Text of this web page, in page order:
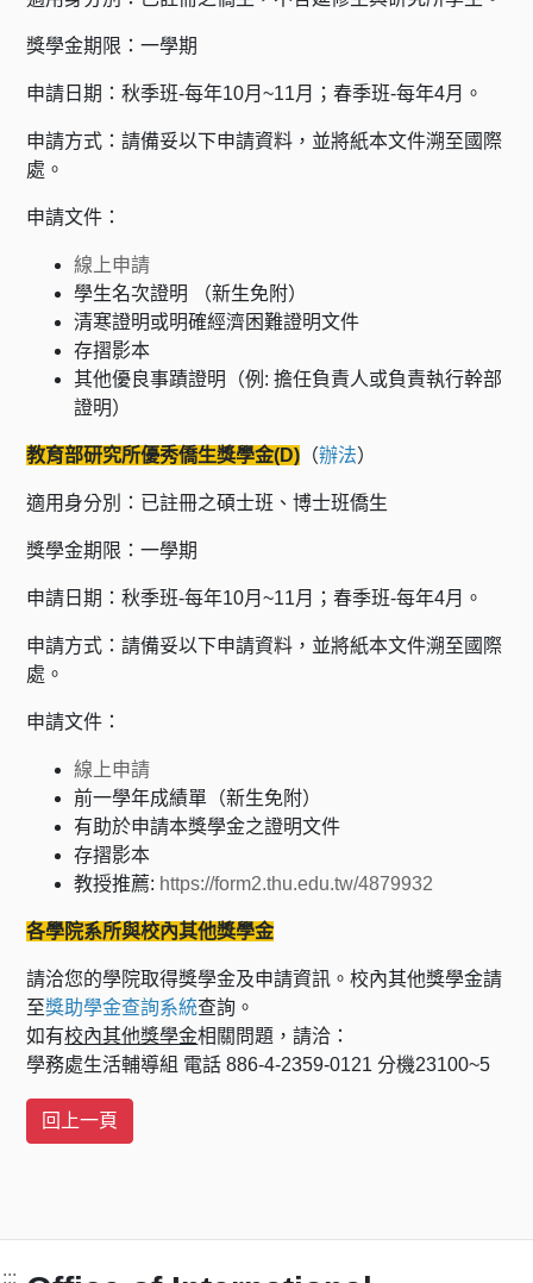
獎學金期限：一學期
申請日期：秋季班-每年10月~11月；春季班-每年4月。
申請方式：請備妥以下申請資料，並將紙本文件溯至國際
處。
申請文件：
線上申請
學生名次證明 （新生免附）
清寒證明或明確經濟困難證明文件
存摺影本
其他優良事蹟證明（例: 擔任負責人或負責執行幹部
證明）
教育部研究所優秀僑生獎學金(D) （辦法）
適用身分別：已註冊之碩士班、博士班僑生
獎學金期限：一學期
申請日期：秋季班-每年10月~11月；春季班-每年4月。
申請方式：請備妥以下申請資料，並將紙本文件溯至國際
處。
申請文件：
線上申請
前一學年成績單（新生免附）
有助於申請本獎學金之證明文件
存摺影本
教授推薦: https://form2.thu.edu.tw/4879932
各學院系所與校內其他獎學金
請洽您的學院取得獎學金及申請資訊。校內其他獎學金請
至獎助學金查詢系統查詢。
如有校內其他獎學金相關問題，請洽：
學務處生活輔導組 電話 886-4-2359-0121 分機23100~5
:::